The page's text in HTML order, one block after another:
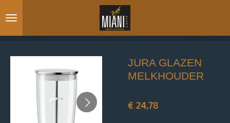
direct
naar
JURA GLAZEN
MELKHOUDER
€ 24,78